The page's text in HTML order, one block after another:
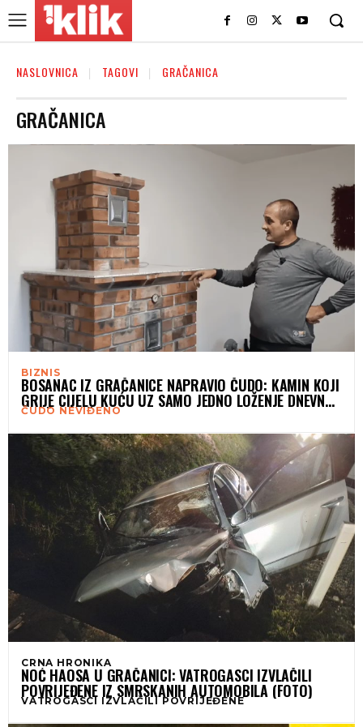
NASLOVNICA TAGOVI GRAČANICA
GRAČANICA
BIZNIS
BOSANAC IZ GRAČANICE NAPRAVIO ČUDO: KAMIN KOJI
GRIJE CIJELU KUĆU UZ SAMO JEDNO LOŽENJE DNEVNO I
SRUŠIO RAČUNE NA 14,5 KM
ČUDO NEVIĐENO
CRNA HRONIKA
NOĆ HAOSA U GRAČANICI: VATROGASCI IZVLAČILI
POVRIJEĐENE IZ SMRSKANIH AUTOMOBILA (FOTO)
VATROGASCI IZVLAČILI POVRIJEĐENE